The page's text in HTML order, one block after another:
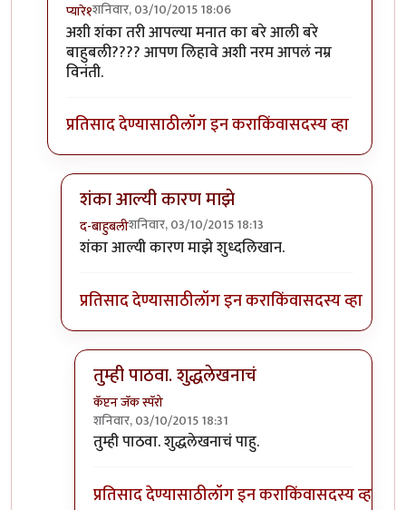
प्यारे१शनिवार, 03/10/2015 18:06
In reply toअवश्य लिखाण केल्या जाइल. पण
अशी शंका तरी आपल्या मनात का बरे आली बरे
बाहुबली???? आपण लिहावे अशी नरम आपलं नम्र
विनंती.
प्रतिसाद देण्यासाठीलॉग इन कराकिंवासदस्य व्हा
शंका आल्यी कारण माझे
द-बाहुबलीशनिवार, 03/10/2015 18:13
In reply toअशी शंका तरी आपल्या मनात का
शंका आल्यी कारण माझे शुध्दलिखान.
प्रतिसाद देण्यासाठीलॉग इन कराकिंवासदस्य व्हा
तुम्ही पाठवा. शुद्धलेखनाचं
कॅप्टन जॅक स्पॅरो
शनिवार, 03/10/2015 18:31
In reply toशंका आल्यी कारण माझे
तुम्ही पाठवा. शुद्धलेखनाचं पाहु.
प्रतिसाद देण्यासाठीलॉग इन कराकिंवासदस्य व्हा